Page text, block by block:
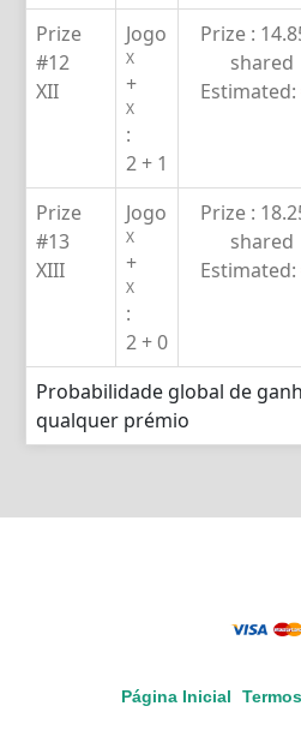
Prize
#12
XII
Jogo
X
+
X
:
2 + 1
Prize :
shared
Estimated:
Prize
#13
XIII
Jogo
X
+
X
:
2 + 0
Prize :
shared
Estimated:
Probabilidade global de
qualquer prémio
Página Inicial